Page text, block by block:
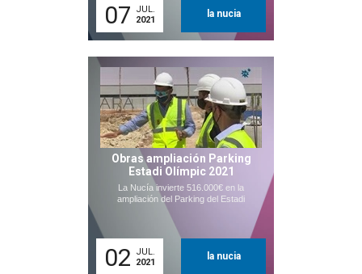
07
JUL.
2021
la nucia
Obras ampliación Parking
Estadi Olímpic 2021
La Nucía invierte 516.000€ en la
ampliación del Parking del Estadi
02
JUL.
2021
la nucia